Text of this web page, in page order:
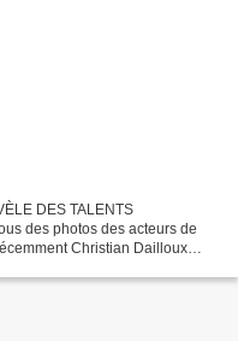
DES TALENTS
des photos des acteurs de
Christian Dailloux